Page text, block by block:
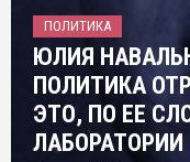
ПОЛИТИКА
ЮЛИЯ
ПОЛИТИКА
ЭТО, ПО ЕЕ
ЛАБОРАТОРИИ